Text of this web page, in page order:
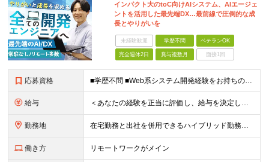
インパクト大のtoC向けAIシステム、AIエージェ
ントを活用した最先端DX…最前線で圧倒的な成
長とやりがいを
未経験歓迎 学歴不問 ベテランOK
完全週休2日 賞与複数月 面接1回
応募資格 ■学歴不問 ■Web系システム開発経験をお持ちの方 ★設計・開発経験～運用保守まで幅広く募集します ★Google Cloud・AWS・Azureなど、クラウド技術は問いませんが、経験・知見が深い方は
給与 ＜あなたの経験を正当に評価し、給与を決定します！＞ 想定年収450万円～1,000万円 └月給30万8000円～＋賞与年2回 ◎在宅勤務手当あり ◎交通費100％支給 ◎資格取得奨励制度(一時金/資格
勤務地 在宅勤務と出社を併用できるハイブリッド勤務！ （出社は週1～3日程度ですが、ご希望に合わせて柔軟に対応可能です。） ≪東京オフィス≫ 東京都新宿区西新宿2-6-1 新宿住友ビル26F ※(業務の変
働き方 リモートワークがメイン